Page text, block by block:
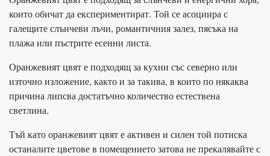
които обичат да експериментират. Той се асоциира с
галещите слънчеви лъчи, романтичния залез, пясъка на
плажа или пъстрите есенни листа.
Оранжевият цвят е подходящ за кухни със северно или
източно изложение, както и за такива, в които по някаква
причина липсва достатъчно количество естествена
светлина.
Тъй като оранжевият цвят е активен и силен той потиска
останалите цветове в помещението затова не прекалявайте с